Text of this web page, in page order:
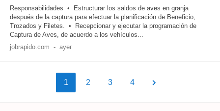
Responsabilidades • Estructurar los saldos de aves en granja
después de la captura para efectuar la planificación de Beneficio,
Trozados y Filetes. • Recepcionar y ejecutar la programación de
Captura de Aves, de acuerdo a los vehículos...
jobrapido.com - ayer
1 2 3 4